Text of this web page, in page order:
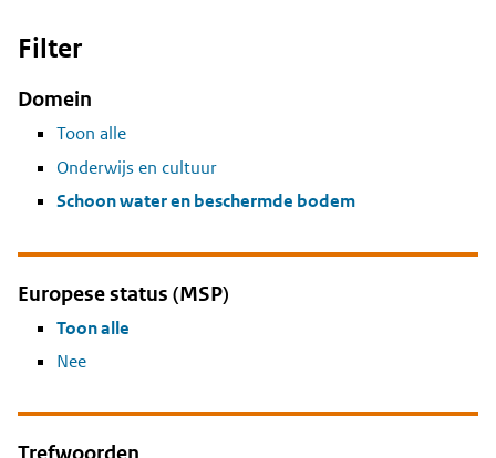
Filter
Domein
Toon alle
Onderwijs en cultuur
Schoon water en beschermde bodem
Europese status (MSP)
Toon alle
Nee